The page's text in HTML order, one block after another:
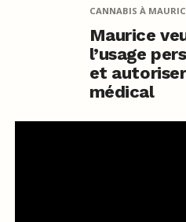
CANNABIS À
Maurice
l’usage
et
médical